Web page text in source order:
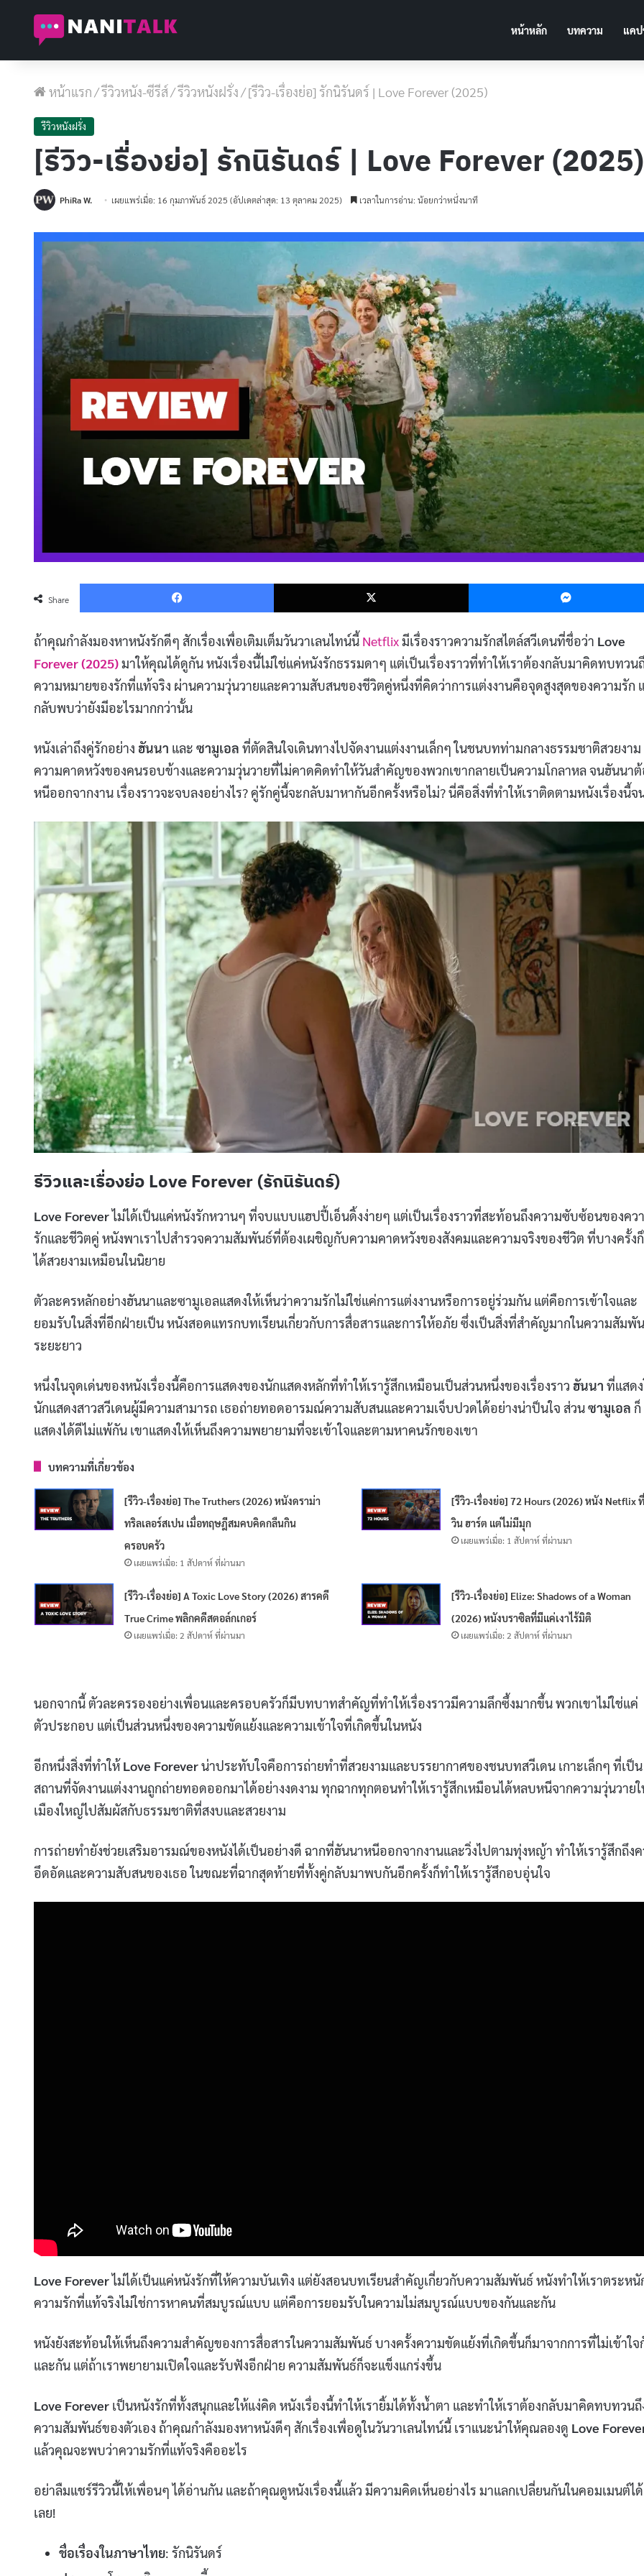
หน้าหลัก บทความ แค
หน้าแรก/รีวิวหนัง-ซีรีส์/รีวิวหนังฝรั่ง/[รีวิว-เรื่องย่อ] รักนิรันดร์ | Love Forever (2025)
รีวิวหนังฝรั่ง
[รีวิว-เรื่องย่อ] รักนิรันดร์ | Love Forever (2025)
PhiRa W. เผยแพร่เมื่อ: 16 กุมภาพันธ์ 2025 (อัปเดตล่าสุด: 13 ตุลาคม 2025) เวลาในการอ่าน: น้อยกว่าหนึ่งนาที
Share
Facebook X
ถ้าคุณกำลังมองหาหนังรักดีๆ สักเรื่องเพื่อเติมเต็มวันวาเลนไทน์นี้ Netflixมีเรื่องราวความรักสไตล์สวีเดนที่ชื่อว่า Love
Forever (2025)มาให้คุณได้ดูกัน หนังเรื่องนี้ไม่ใช่แค่หนังรักธรรมดาๆ แต่เป็นเรื่องราวที่ทำให้เราต้องกลับมาคิดทบทวน
ความหมายของรักที่แท้จริง ผ่านความวุ่นวายและความสับสนของชีวิตคู่หนึ่งที่คิดว่าการแต่งงานคือจุดสูงสุดของความรัก
กลับพบว่ายังมีอะไรมากกว่านั้น
หนังเล่าถึงคู่รักอย่าง ฮันนา และ ซามูเอล ที่ตัดสินใจเดินทางไปจัดงานแต่งงานเล็กๆ ในชนบทท่ามกลางธรรมชาติสวยงาม
ความคาดหวังของคนรอบข้างและความวุ่นวายที่ไม่คาดคิดทำให้วันสำคัญของพวกเขากลายเป็นความโกลาหล จนฮันนาต้
หนีออกจากงาน เรื่องราวจะจบลงอย่างไร? คู่รักคู่นี้จะกลับมาหากันอีกครั้งหรือไม่? นี่คือสิ่งที่ทำให้เราติดตามหนังเรื่องนี้จ
รีวิวและเรื่องย่อ Love Forever (รักนิรันดร์)
Love Foreverไม่ได้เป็นแค่หนังรักหวานๆ ที่จบแบบแฮปปี้เอ็นดิ้งง่ายๆ แต่เป็นเรื่องราวที่สะท้อนถึงความซับซ้อนของคว
รักและชีวิตคู่ หนังพาเราไปสำรวจความสัมพันธ์ที่ต้องเผชิญกับความคาดหวังของสังคมและความจริงของชีวิต ที่บางครั้ง
ได้สวยงามเหมือนในนิยาย
ตัวละครหลักอย่างฮันนาและซามูเอลแสดงให้เห็นว่าความรักไม่ใช่แค่การแต่งงานหรือการอยู่ร่วมกัน แต่คือการเข้าใจและ
ยอมรับในสิ่งที่อีกฝ่ายเป็น หนังสอดแทรกบทเรียนเกี่ยวกับการสื่อสารและการให้อภัย ซึ่งเป็นสิ่งที่สำคัญมากในความสัมพั
ระยะยาว
หนึ่งในจุดเด่นของหนังเรื่องนี้คือการแสดงของนักแสดงหลักที่ทำให้เรารู้สึกเหมือนเป็นส่วนหนึ่งของเรื่องราว ฮันนา ที่แสด
นักแสดงสาวสวีเดนผู้มีความสามารถ เธอถ่ายทอดอารมณ์ความสับสนและความเจ็บปวดได้อย่างน่าป็นใจ ส่วนซามูเอล ก็
แสดงได้ดีไม่แพ้กัน เขาแสดงให้เห็นถึงความพยายามที่จะเข้าใจและตามหาคนรักของเขา
บทความที่เกี่ยวข้อง
[รีวิว-เรื่องย่อ] The Truthers (2026) หนังดราม่า
ทริลเลอร์สเปน เมื่อทฤษฎีสมคบคิดกลืนกิน
ครอบครัว
เผยแพร่เมื่อ: 1 สัปดาห์ ที่ผ่านมา
[รีวิว-เรื่องย่อ] 72 Hours (2026) หนัง Netflix
วิน ฮาร์ต แต่ไม่มีมุก
เผยแพร่เมื่อ: 1 สัปดาห์ ที่ผ่านมา
[รีวิว-เรื่องย่อ] A Toxic Love Story (2026) สารคดี
True Crime พลิกคดีสตอล์กเกอร์
เผยแพร่เมื่อ: 2 สัปดาห์ ที่ผ่านมา
[รีวิว-เรื่องย่อ] Elize: Shadows of a Woman
(2026) หนังบราซิลที่มีแค่เงาไร้มิติ
เผยแพร่เมื่อ: 2 สัปดาห์ ที่ผ่านมา
นอกจากนี้ ตัวละครรองอย่างเพื่อนและครอบครัวก็มีบทบาทสำคัญที่ทำให้เรื่องราวมีความลึกซึ้งมากขึ้น พวกเขาไม่ใช่แค่
ตัวประกอบ แต่เป็นส่วนหนึ่งของความขัดแย้งและความเข้าใจที่เกิดขึ้นในหนัง
อีกหนึ่งสิ่งที่ทำให้ Love Foreverน่าประทับใจคือการถ่ายทำที่สวยงามและบรรยากาศของชนบทสวีเดน เกาะเล็กๆ ที่เป็น
สถานที่จัดงานแต่งงานถูกถ่ายทอดออกมาได้อย่างงดงาม ทุกฉากทุกตอนทำให้เรารู้สึกเหมือนได้หลบหนีจากความวุ่นวาย
เมืองใหญ่ไปสัมผัสกับธรรมชาติที่สงบและสวยงาม
การถ่ายทำยังช่วยเสริมอารมณ์ของหนังได้เป็นอย่างดี ฉากที่ฮันนาหนีออกจากงานและวิ่งไปตามทุ่งหญ้า ทำให้เรารู้สึกถึง
อึดอัดและความสับสนของเธอ ในขณะที่ฉากสุดท้ายที่ทั้งคู่กลับมาพบกันอีกครั้งก็ทำให้เรารู้สึกอบอุ่นใจ
Love Foreverไม่ได้เป็นแค่หนังรักที่ให้ความบันเทิง แต่ยังสอนบทเรียนสำคัญเกี่ยวกับความสัมพันธ์ หนังทำให้เราตระหนั
ความรักที่แท้จริงไม่ใช่การหาคนที่สมบูรณ์แบบ แต่คือการยอมรับในความไม่สมบูรณ์แบบของกันและกัน
หนังยังสะท้อนให้เห็นถึงความสำคัญของการสื่อสารในความสัมพันธ์ บางครั้งความขัดแย้งที่เกิดขึ้นก็มาจากการที่ไม่เข้าใจ
และกัน แต่ถ้าเราพยายามเปิดใจและรับฟังอีกฝ่าย ความสัมพันธ์ก็จะแข็งแกร่งขึ้น
Love Forever เป็นหนังรักที่ทั้งสนุกและให้แง่คิด หนังเรื่องนี้ทำให้เรายิ้มได้ทั้งน้ำตา และทำให้เราต้องกลับมาคิดทบทวนถึ
ความสัมพันธ์ของตัวเอง ถ้าคุณกำลังมองหาหนังดีๆ สักเรื่องเพื่อดูในวันวาเลนไทน์นี้ เราแนะนำให้คุณลองดู Love
แล้วคุณจะพบว่าความรักที่แท้จริงคืออะไร
อย่าลืมแชร์รีวิวนี้ให้เพื่อนๆ ได้อ่านกัน และถ้าคุณดูหนังเรื่องนี้แล้ว มีความคิดเห็นอย่างไร มาแลกเปลี่ยนกันในคอมเมนต์ได้
เลย!
ชื่อเรื่องในภาษาไทย: รักนิรันดร์